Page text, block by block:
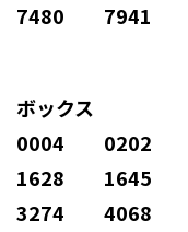
7480 7941
ボックス
0004 0202
1628 1645
3274 4068